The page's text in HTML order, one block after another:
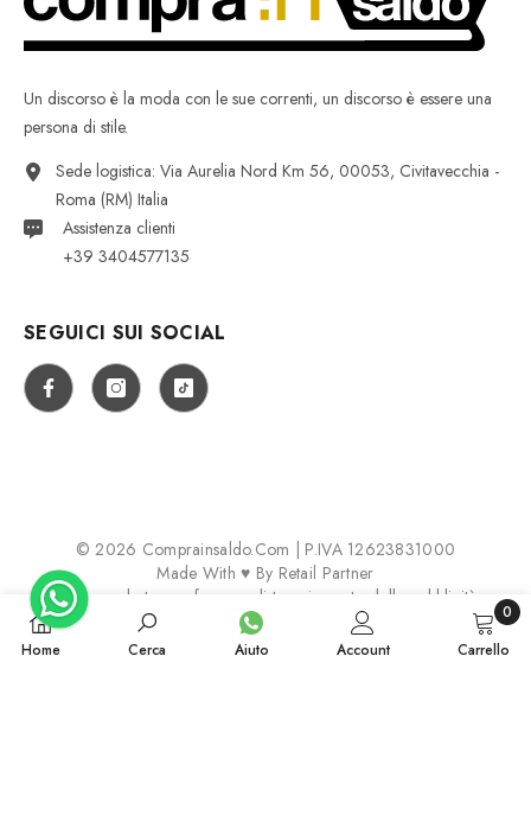
Un discorso è la moda con le sue correnti, un discorso è essere una
persona di stile.
Sede logistica: Via Aurelia Nord Km 56, 00053, Civitavecchia -
Roma (RM) Italia
Assistenza clienti
+39 3404577135
SEGUICI SUI SOCIAL
© 2026 Comprainsaldo.com | P.IVA 12623831000
Made With ♥ By Retail Partner
Aggiorna le tue preferenze di tracciamento della pubblicità
Payment
Home Cerca Aiuto Account Carrello
0